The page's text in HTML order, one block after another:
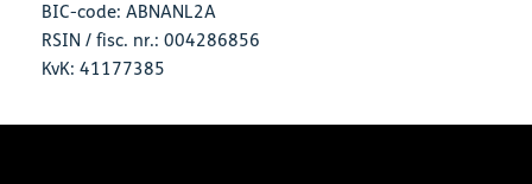
BIC-code: ABNANL2A
RSIN / fisc. nr.: 004286856
KvK: 41177385